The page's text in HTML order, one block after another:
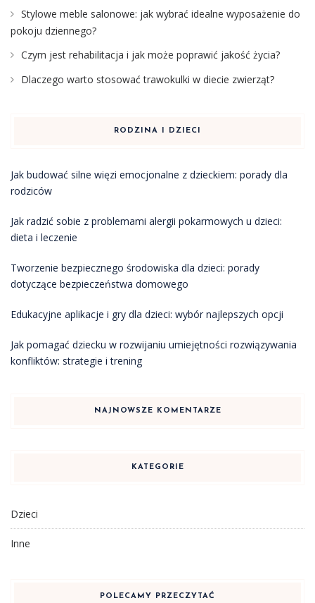
Stylowe meble salonowe: jak wybrać idealne wyposażenie do
pokoju dziennego?
Czym jest rehabilitacja i jak może poprawić jakość życia?
Dlaczego warto stosować trawokulki w diecie zwierząt?
RODZINA I DZIECI
Jak budować silne więzi emocjonalne z dzieckiem: porady dla
rodziców
Jak radzić sobie z problemami alergii pokarmowych u dzieci:
dieta i leczenie
Tworzenie bezpiecznego środowiska dla dzieci: porady
dotyczące bezpieczeństwa domowego
Edukacyjne aplikacje i gry dla dzieci: wybór najlepszych opcji
Jak pomagać dziecku w rozwijaniu umiejętności rozwiązywania
konfliktów: strategie i trening
NAJNOWSZE KOMENTARZE
KATEGORIE
Dzieci
Inne
POLECAMY PRZECZYTAĆ